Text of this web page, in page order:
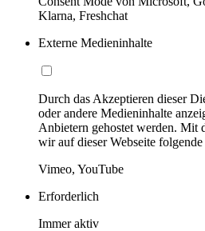
Klarna, Freshchat
Externe Medieninhalte
Durch das Akzeptieren dieser
oder andere Medieninhalte
Anbietern gehostet werden. Mit
wir auf dieser Webseite
Vimeo, YouTube
Erforderlich
Immer aktiv